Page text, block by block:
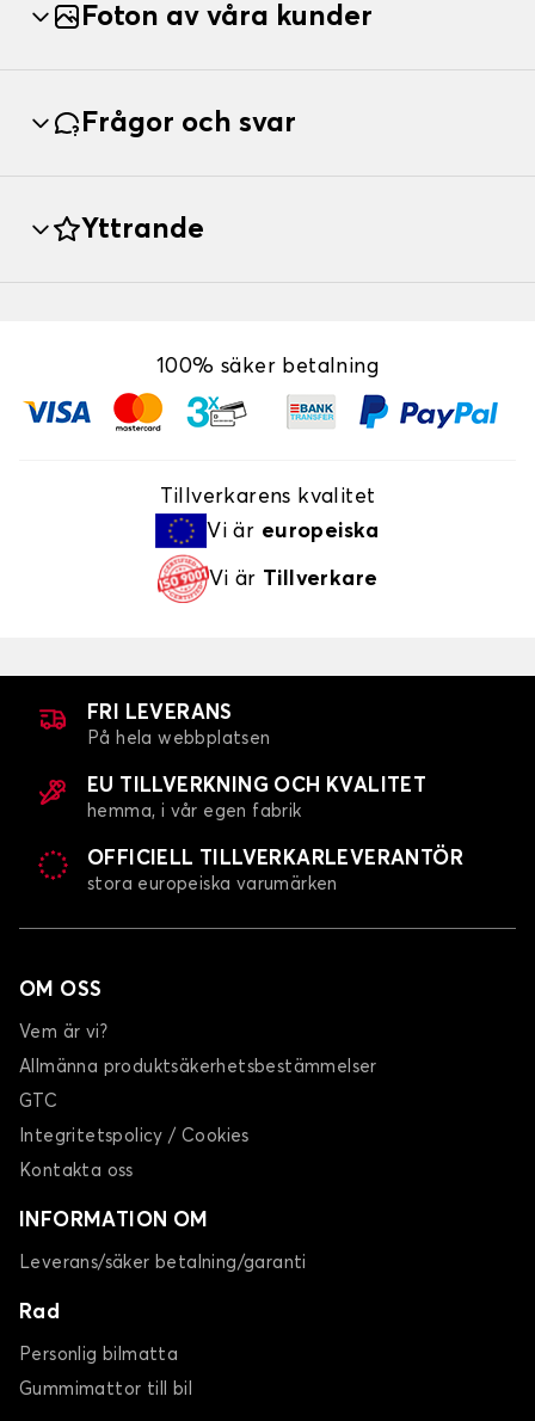
Foton av våra kunder
Frågor och svar
Yttrande
100% säker betalning
Tillverkarens kvalitet
Vi är europeiska
Vi är Tillverkare
FRI LEVERANS
På hela webbplatsen
EU TILLVERKNING OCH KVALITET
hemma, i vår egen fabrik
OFFICIELL TILLVERKARLEVERANTÖR
stora europeiska varumärken
OM OSS
Vem är vi?
Allmänna produktsäkerhetsbestämmelser
GTC
Integritetspolicy / Cookies
Kontakta oss
INFORMATION OM
Leverans/säker betalning/garanti
Rad
Personlig bilmatta
Gummimattor till bil